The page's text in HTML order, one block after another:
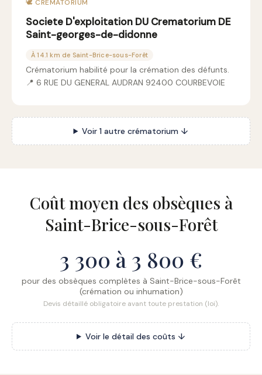
🕊️ CRÉMATORIUM
Societe D'exploitation DU Crematorium DE
Saint-georges-de-didonne
À 14.1 km de Saint-Brice-sous-Forêt
Crématorium habilité pour la crémation des défunts.
📍 6 RUE DU GENERAL AUDRAN 92400 COURBEVOIE
Voir 1 autre crématorium ↓
Coût moyen des obsèques à
Saint-Brice-sous-Forêt
3 300 à 3 800 €
pour des obsèques complètes à Saint-Brice-sous-Forêt
(crémation ou inhumation)
Devis détaillé obligatoire avant toute prestation (loi).
Voir le détail des coûts ↓